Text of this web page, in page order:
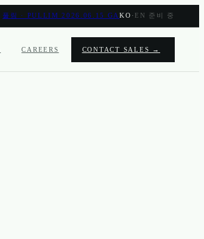
풀림 · PULLIM 2026.06.15 GAKO · EN 준비 중
CAREERS CONTACT SALES →